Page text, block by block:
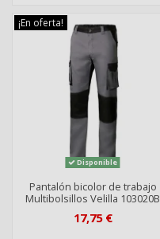
¡En oferta!
Disponible
Pantalón bicolor de trabajo
Multibolsillos Velilla 103020B
17,75 €